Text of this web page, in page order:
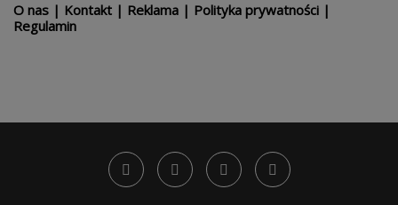
O nas | Kontakt | Reklama | Polityka prywatności |
Regulamin